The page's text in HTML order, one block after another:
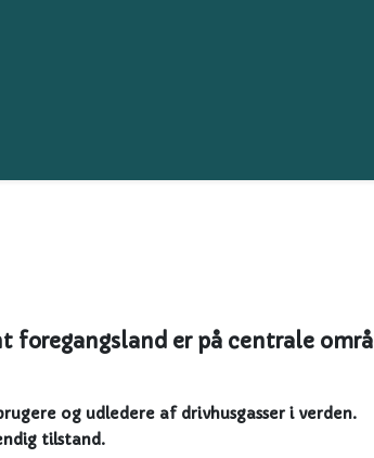
er på centrale
og udledere af drivhusgasser i verden.
tilstand.